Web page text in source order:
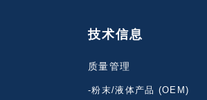
技术信息
质量管理
-粉末/液体产品 (OEM)